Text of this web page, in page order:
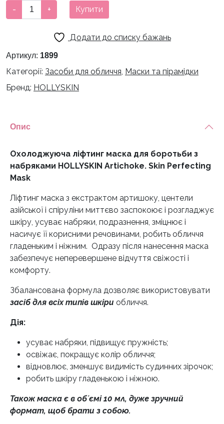
Охолоджуюча
ліфтинг
боротьби
набряками
HOLLYSKIN
Perfecting
кількість
- + Купити
Додати до списку бажань
Артикул: 1899
Категорії: Засоби для обличчя, Маски та пірамідки
Бренд: HOLLYSKIN
Опис
Охолоджуюча ліфтинг маска для боротьби з
набряками HOLLYSKIN Artichoke. Skin Perfecting
Mask
Ліфтинг маска з екстрактом артишоку, центели
азійської і спіруліни миттєво заспокоює і розгладжує
шкіру, усуває набряки, подразнення, зміцнює і
насичує її корисними речовинами, робить обличчя
гладеньким і ніжним. Одразу після нанесення маска
забезпечує неперевершене відчуття свіжості і
комфорту.
Збалансована формула дозволяє використовувати
засіб для всіх типів шкіри обличчя.
Дія:
усуває набряки, підвищує пружність;
освіжає, покращує колір обличчя;
відновлює, зменшує видимість судинних зірочок;
робить шкіру гладенькою і ніжною.
Також маска є в обʼємі 10 мл, дуже зручний
формат, щоб брати з собою.